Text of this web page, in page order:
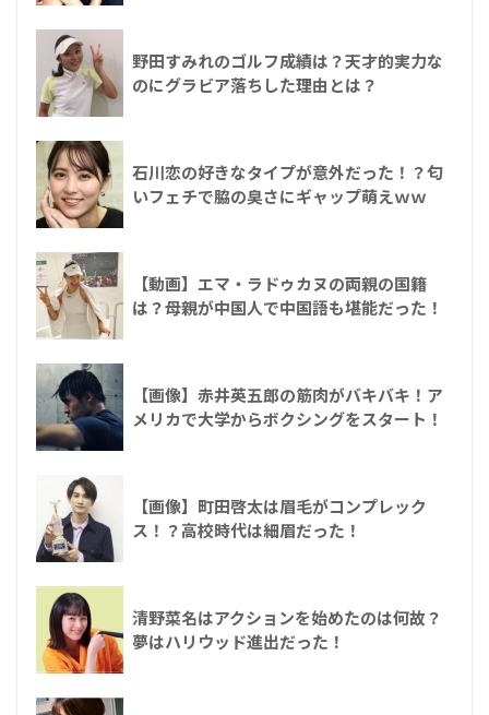
野田すみれのゴルフ成績は？天才的実力な
のにグラビア落ちした理由とは？
石川恋の好きなタイプが意外だった！？匂
いフェチで脇の臭さにギャップ萌えｗｗ
【動画】エマ・ラドゥカヌの両親の国籍
は？母親が中国人で中国語も堪能だった！
【画像】赤井英五郎の筋肉がバキバキ！ア
メリカで大学からボクシングをスタート！
【画像】町田啓太は眉毛がコンプレック
ス！？高校時代は細眉だった！
清野菜名はアクションを始めたのは何故？
夢はハリウッド進出だった！